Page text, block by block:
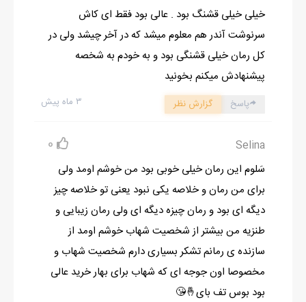
هستم...واسه منم تدارک ببين...
اخم بهنام چنان غليظ بود که من ترسيدم اما شهاب زل زد به منو
گفت:چند سالتونه؟
نگاهم رنگ تعجب گرفت...من هميشه با آدم هاي کمي در ارتباط
ميشدم...تو فاميل...تودبيرستان...ارتباط برقرار کردن برام خيلي سخت
دادم که متعجب شد...
انتهاي رشته اي از موهامو تودستم گرفتم پيچيدم وگفتم:19
ابروهاش بالارفت ونگاهي به سر تا پام کرد ...چيه توقع داشت بگم
دبستانيم؟يا بيشتر بهم ميخورد؟
شهاب – رشته ات چي بود؟دانشگاه ميري الان؟
-نه...تا دوم هنرستان بيشترنخوندم...رشته ام نقاشي بود...
بازابروبالا انداخت وگفت:چرا؟
بهنام با دندوناي کليد شده اش غريد: بسه...گمشوبيا ناهار درست
خیلی خیلی قشنگ بود . عالی بود فقط ای کاش
سرنوشت آندر هم معلوم میشد که در آخر چیشد ولی در
کل رمان خیلی قشنگی بود و به خودم به شخصه
پیشنهادش میکنم بخونید
۳ ماه پیش پاسخ گزارش نظر
Selina
0
سَلوم این رمان خیلی خوبی بود من خوشم اومد ولی
برای من رمان و خلاصه یکی نبود یعنی تو خلاصه چیز
دیگه ای بود و رمان چیزه دیگه ای ولی رمان زیبایی و
طنزیه من بیشتر از شخصیت شهاب خوشم اومد از
سازنده ی رمانم تشکر بسیاری دارم شخصیت شهاب و
مخصوصا اون جوجه ای که شهاب برای بهار خرید عالی
بود بوس تف بای🤞😘